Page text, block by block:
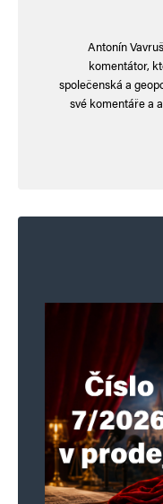
Uložit do prohlížeče
Antonín
komentátor,
společenská a
své komentáře a